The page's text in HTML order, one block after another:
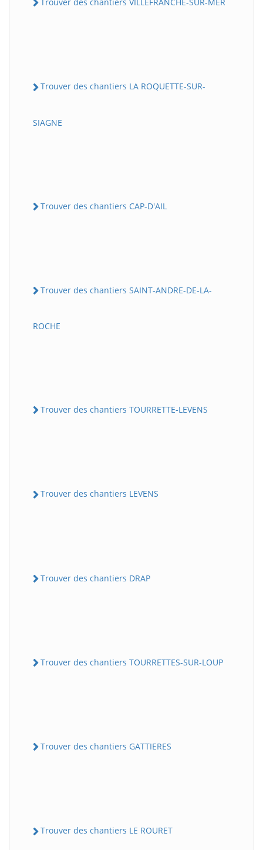
Trouver des chantiers LA ROQUETTE-SUR-
SIAGNE
Trouver des chantiers CAP-D'AIL
Trouver des chantiers SAINT-ANDRE-DE-LA-
ROCHE
Trouver des chantiers TOURRETTE-LEVENS
Trouver des chantiers LEVENS
Trouver des chantiers DRAP
Trouver des chantiers TOURRETTES-SUR-LOUP
Trouver des chantiers GATTIERES
Trouver des chantiers LE ROURET